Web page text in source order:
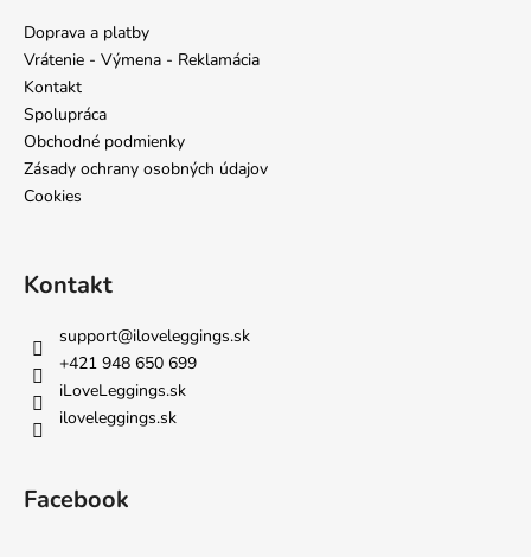
Doprava a platby
Vrátenie - Výmena - Reklamácia
Kontakt
Spolupráca
Obchodné podmienky
Zásady ochrany osobných údajov
Cookies
Kontakt
support@iloveleggings.sk
+421 948 650 699
iLoveLeggings.sk
iloveleggings.sk
Facebook